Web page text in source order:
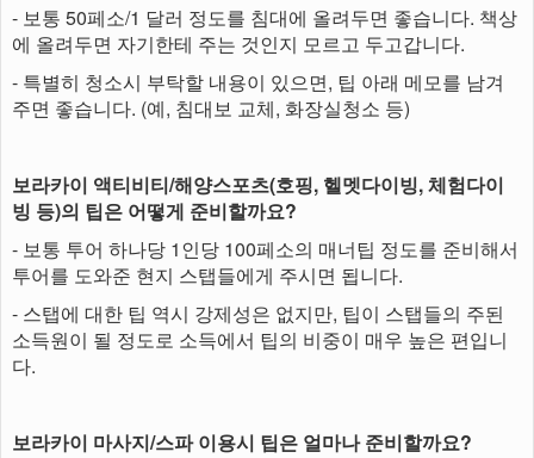
- 보통 50페소/1 달러 정도를 침대에 올려두면 좋습니다. 책상
에 올려두면 자기한테 주는 것인지 모르고 두고갑니다.
- 특별히 청소시 부탁할 내용이 있으면, 팁 아래 메모를 남겨
주면 좋습니다. (예, 침대보 교체, 화장실청소 등)
보라카이 액티비티/해양스포츠(호핑, 헬멧다이빙, 체험다이
빙 등)의 팁은 어떻게 준비할까요?
- 보통 투어 하나당 1인당 100페소의 매너팁 정도를 준비해서
투어를 도와준 현지 스탭들에게 주시면 됩니다.
- 스탭에 대한 팁 역시 강제성은 없지만, 팁이 스탭들의 주된
소득원이 될 정도로 소득에서 팁의 비중이 매우 높은 편입니
다.
보라카이 마사지/스파 이용시 팁은 얼마나 준비할까요?